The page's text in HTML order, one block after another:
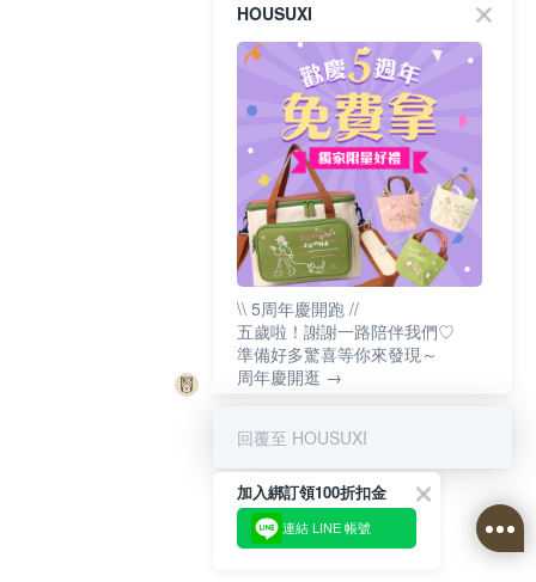
HOUSUXI
\\ 5周年慶開跑 //
五歲啦！謝謝一路陪伴我們♡
準備好多驚喜等你來發現～
周年慶開逛 →
回覆至 HOUSUXI
加入綁訂領100折扣金
連結 LINE 帳號